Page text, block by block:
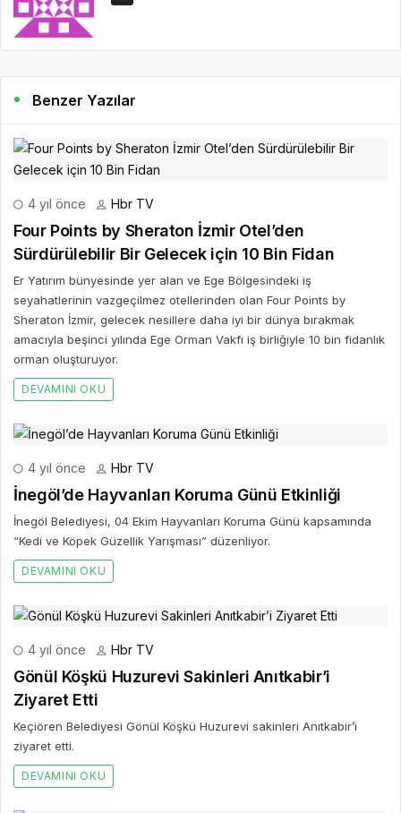
Benzer Yazılar
4 yıl önce Hbr TV
Four Points by Sheraton İzmir Otel’den
Sürdürülebilir Bir Gelecek için 10 Bin Fidan
Er Yatırım bünyesinde yer alan ve Ege Bölgesindeki iş
seyahatlerinin vazgeçilmez otellerinden olan Four Points by
Sheraton İzmir, gelecek nesillere daha iyi bir dünya bırakmak
amacıyla beşinci yılında Ege Orman Vakfı iş birliğiyle 10 bin fidanlık
orman oluşturuyor.
DEVAMINI OKU
4 yıl önce Hbr TV
İnegöl’de Hayvanları Koruma Günü Etkinliği
İnegöl Belediyesi, 04 Ekim Hayvanları Koruma Günü kapsamında
“Kedi ve Köpek Güzellik Yarışması” düzenliyor.
DEVAMINI OKU
4 yıl önce Hbr TV
Gönül Köşkü Huzurevi Sakinleri Anıtkabir’i
Ziyaret Etti
Keçiören Belediyesi Gönül Köşkü Huzurevi sakinleri Anıtkabir’i
ziyaret etti.
DEVAMINI OKU